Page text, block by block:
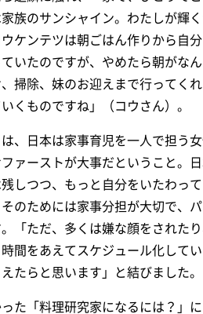
族のサンシャイン。 わたしが輝
ケンテツは朝ごはん作りから自
いたのですが、やめたら朝がな
掃除、妹のお迎えまで行ってく
くものですね」（コウさん）。
、日本は家事育児を一人で担う
ァーストが大事だということ。
しつつ、もっと自分をいたわっ
のためには家事分担が大切で、
「ただ、多くは嫌な顔をされた
間をあえてスケジュール化して
たらと思います」と結びました。
た「料理研究家になるには？」